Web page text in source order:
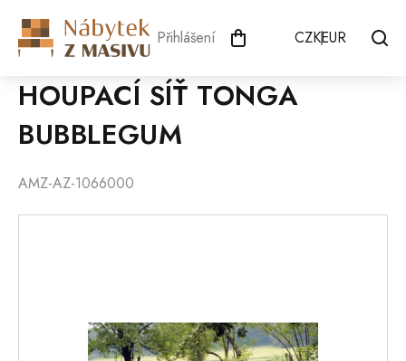
obsah
Přihlášení CZKEUR
HOUPACÍ SÍŤ TONGA
BUBBLEGUM
AMZ-AZ-1066000